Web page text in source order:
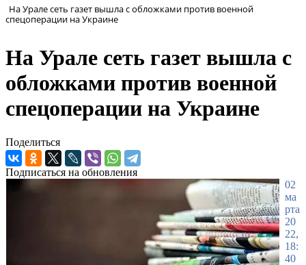
На Урале сеть газет вышла с обложками против военной
спецоперации на Украине
На Урале сеть газет вышла с
обложками против военной
спецоперации на Украине
Поделиться
Подписаться на обновления
02
ма
рта
20
22,
18:
40